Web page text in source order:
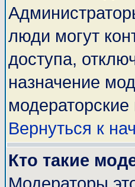
люди могут
доступа,
назначение
Вернуться к
Кто такие